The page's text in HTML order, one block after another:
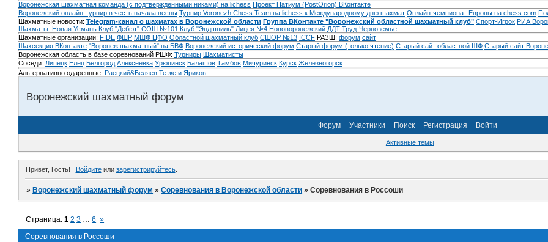
Воронежская шахматная команда (с подтверждёнными никами) на lichess Проект Патиум (PostOrion) ВКонтакте
Воронежский онлайн-турнир в честь начала весны Турнир Voronezh Chess Team на lichess к Международному дню шахмат Онлайн-чемпионат Европы на chess.com
Шахматные новости: Telegram-канал о шахматах в Воронежской области Группа ВКонтакте "Воронежский областной шахматный клуб" Спорт-Игрок РИА
Шахматы. Новая Усмань Клуб "Дебют" СОШ №101 Клуб "Эндшпиль" Лицея №4 Нововоронежский ДДТ Труд-Черноземье
Шахматные организации: FIDE ФШР МШФ ЦФО Областной шахматный клуб СШОР №13 ICCF РАЗШ: форум сайт
Шахсекция ВКонтакте "Воронеж шахматный" на БВФ Воронежский исторический форум Cтарый форум (только чтение) Старый сайт областной ШФ Старый сайт
Воронежская область в базе соревнований РШФ: Турниры Шахматисты
Соседи: Липецк Елец Белгород Алексеевка Урюпинск Балашов Тамбов Мичуринск Курск Железногорск
Альтернативно одаренные: Раецкий&Беляев Те же и Яриков
Воронежский шахматный форум
Форум Участники Поиск Регистрация Войти
Активные темы
Привет, Гость! Войдитеили зарегистрируйтесь.
»Воронежский шахматный форум »Соревнования в Воронежской области »Соревнования в Россоши
Соревнования в Россоши
Страница:1 2 3 … 6 »